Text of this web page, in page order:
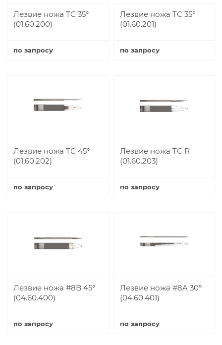
Лезвие ножа TC 35°
(01.60.200)
по запросу
Лезвие ножа TC 35°
(01.60.201)
по запросу
Лезвие ножа TC 45°
(01.60.202)
по запросу
Лезвие ножа TC R
(01.60.203)
по запросу
Лезвие ножа #8B 45°
(04.60.400)
по запросу
Лезвие ножа #8A 30°
(04.60.401)
по запросу